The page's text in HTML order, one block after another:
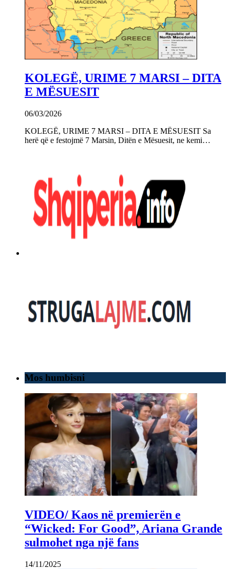
KOLEGË, URIME 7 MARSI – DITA
E MËSUESIT
06/03/2026
KOLEGË, URIME 7 MARSI – DITA E MËSUESIT Sa
herë që e festojmë 7 Marsin, Ditën e Mësuesit, ne kemi…
Mos humbisni
VIDEO/ Kaos në premierën e
“Wicked: For Good”, Ariana Grande
sulmohet nga një fans
14/11/2025